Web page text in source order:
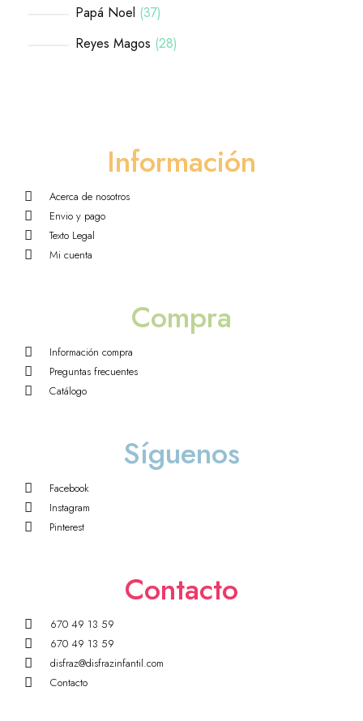
Papá Noel 37
Reyes Magos 28
Información
Acerca de nosotros
Envio y pago
Texto Legal
Mi cuenta
Compra
Información compra
Preguntas frecuentes
Catálogo
Síguenos
Facebook
Instagram
Pinterest
Contacto
670 49 13 59
670 49 13 59
disfraz@disfrazinfantil.com
Contacto